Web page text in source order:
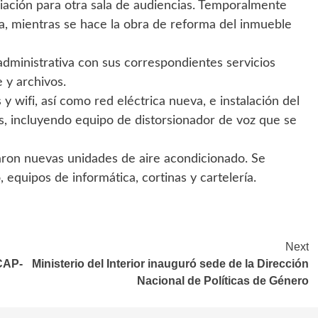
para otra sala de audiencias. Temporalmente
mientras se hace la obra de reforma del inmueble
con sus correspondientes servicios
y archivos.
wifi, así como red eléctrica nueva, e instalación del
incluyendo equipo de distorsionador de voz que se
nuevas unidades de aire acondicionado. Se
equipos de informática, cortinas y cartelería.
Next
Ministerio del Interior inauguró sede de la Dirección
Nacional de Políticas de Género